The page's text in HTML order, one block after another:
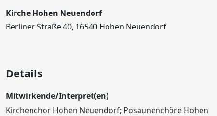
Kirche Hohen Neuendorf
Berliner Straße 40, 16540 Hohen Neuendorf
Details
Mitwirkende/Interpret(en)
Kirchenchor Hohen Neuendorf; Posaunenchöre Hohen